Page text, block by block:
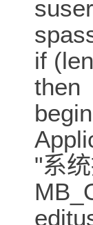
if
then
begin
"系